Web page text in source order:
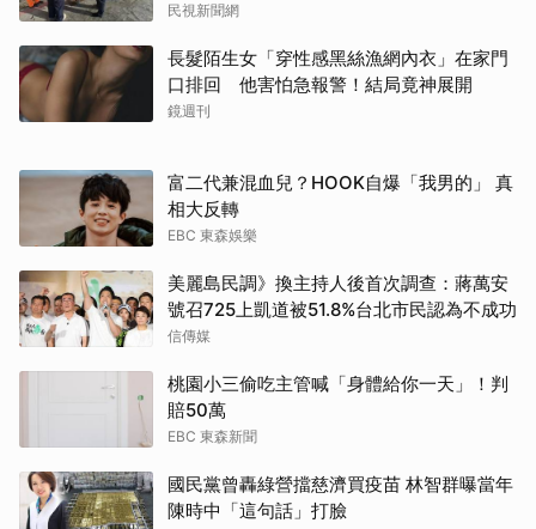
民視新聞網
長髮陌生女「穿性感黑絲漁網內衣」在家門
口排回 他害怕急報警！結局竟神展開
鏡週刊
富二代兼混血兒？HOOK自爆「我男的」 真
相大反轉
EBC 東森娛樂
美麗島民調》換主持人後首次調查：蔣萬安
號召725上凱道被51.8%台北市民認為不成功
信傳媒
桃園小三偷吃主管喊「身體給你一天」！判
賠50萬
EBC 東森新聞
國民黨曾轟綠營擋慈濟買疫苗 林智群曝當年
陳時中「這句話」打臉